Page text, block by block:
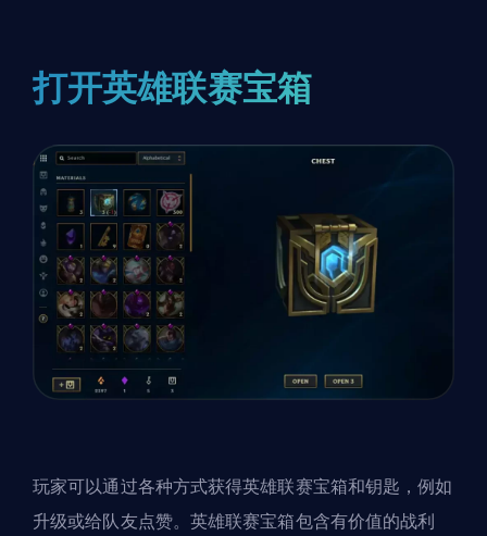
打开英雄联赛宝箱
玩家可以通过各种方式获得英雄联赛宝箱和钥匙，例如
升级或给队友点赞。英雄联赛宝箱包含有价值的战利